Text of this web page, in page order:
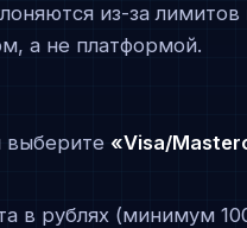
из-за лимитов
а не платформой.
выберите «Visa/
в рублях (минимум